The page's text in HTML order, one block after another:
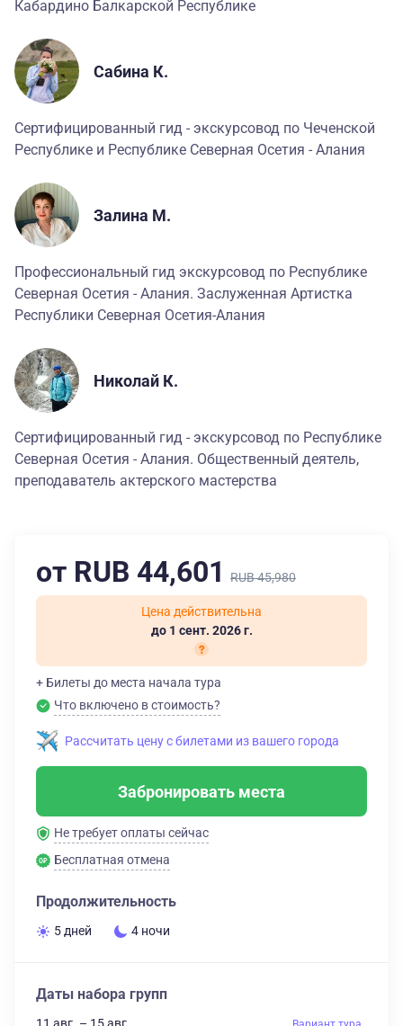
Кабардино Балкарской Республике
Сабина К.
Сертифицированный гид - экскурсовод по Чеченской
Республике и Республике Северная Осетия - Алания
Залина М.
Профессиональный гид экскурсовод по Республике
Северная Осетия - Алания. Заслуженная Артистка
Республики Северная Осетия-Алания
Николай К.
Сертифицированный гид - экскурсовод по Республике
Северная Осетия - Алания. Общественный деятель,
преподаватель актерского мастерства
от RUB 44,601 RUB 45,980
Цена действительна
до 1 сент. 2026 г.
+ Билеты до места начала тура
Что включено в стоимость?
Рассчитать цену с билетами из вашего города
Забронировать места
Не требует оплаты сейчас
Бесплатная отмена
Продолжительность
5 дней 4 ночи
Даты набора групп